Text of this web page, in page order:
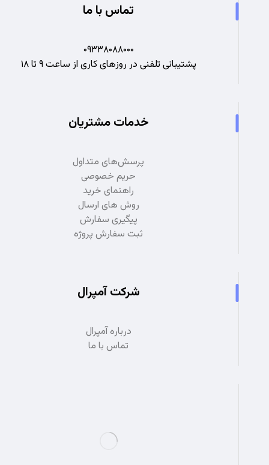
تماس با ما
۰۹۳۳۸۰۸۸۰۰۰
پشتیبانی تلفنی در روزهای کاری از ساعت ۹ تا ۱۸
خدمات مشتریان
پرسش‌های متداول
حریم خصوصی
راهنمای خرید
روش های ارسال
پیگیری سفارش
ثبت سفارش پروژه
شرکت آمپرال
درباره آمپرال
تماس با ما